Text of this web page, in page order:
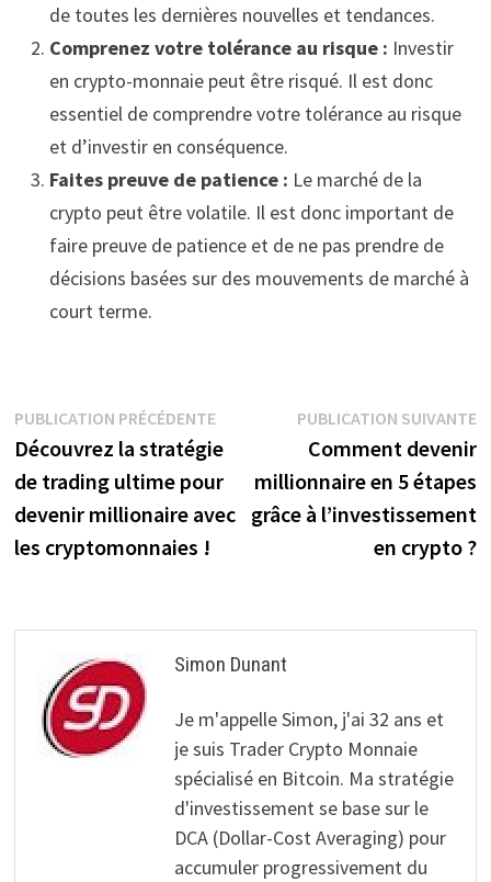
de toutes les dernières nouvelles et tendances.
Comprenez votre tolérance au risque : Investir
en crypto-monnaie peut être risqué. Il est donc
essentiel de comprendre votre tolérance au risque
et d’investir en conséquence.
Faites preuve de patience : Le marché de la
crypto peut être volatile. Il est donc important de
faire preuve de patience et de ne pas prendre de
décisions basées sur des mouvements de marché à
court terme.
Navigation
de
l’article
PUBLICATION PRÉCÉDENTEPublication
précédente :
Découvrez la stratégie
de trading ultime pour
devenir millionaire avec
les cryptomonnaies !
PUBLICATION SUIVANTE
Comment devenir
millionnaire en 5 étapes
grâce à l’investissement
en crypto ?
Simon Dunant
Je m'appelle Simon, j'ai 32 ans et
je suis Trader Crypto Monnaie
spécialisé en Bitcoin. Ma stratégie
d'investissement se base sur le
DCA (Dollar-Cost Averaging) pour
accumuler progressivement du